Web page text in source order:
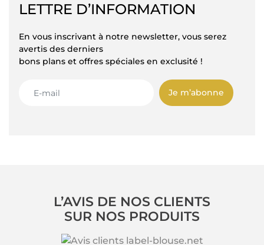
LETTRE D’INFORMATION
En vous inscrivant à notre newsletter, vous serez
avertis des derniers
bons plans et offres spéciales en exclusité !
Je m’abonne
L’AVIS DE NOS CLIENTS
SUR NOS PRODUITS